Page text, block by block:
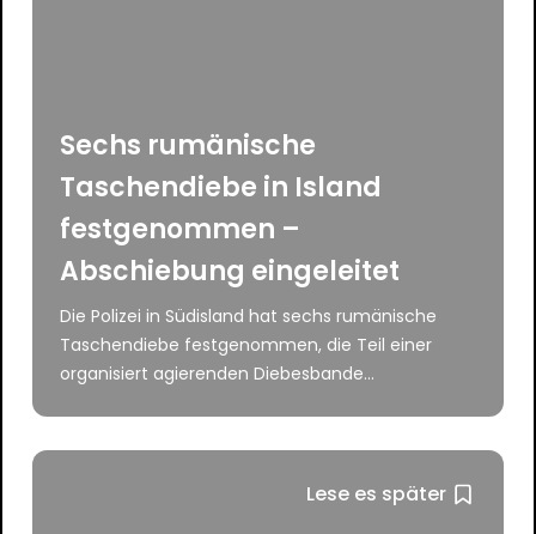
Sechs rumänische
Taschendiebe in Island
festgenommen –
Abschiebung eingeleitet
Die Polizei in Südisland hat sechs rumänische
Taschendiebe festgenommen, die Teil einer
organisiert agierenden Diebesbande...
Lese es später